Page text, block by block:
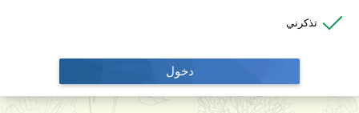
تذكرني
دخول